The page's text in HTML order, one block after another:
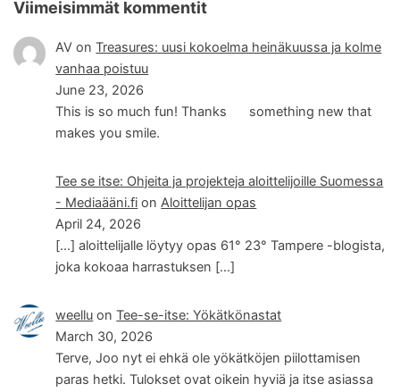
Viimeisimmät kommentit
AV onTreasures: uusi kokoelma heinäkuussa ja kolme
vanhaa poistuu
June 23, 2026
This is so much fun! Thanks
something new that
makes you smile.
Tee se itse: Ohjeita ja projekteja aloittelijoille Suomessa
- Mediaääni.fi onAloittelijan opas
April 24, 2026
[…] aloittelijalle löytyy opas 61° 23° Tampere -blogista,
joka kokoaa harrastuksen […]
weellu onTee-se-itse: Yökätkönastat
March 30, 2026
Terve, Joo nyt ei ehkä ole yökätköjen piilottamisen
paras hetki. Tulokset ovat oikein hyviä ja itse asiassa